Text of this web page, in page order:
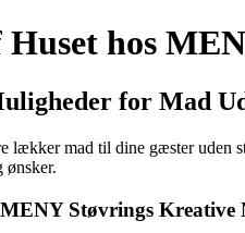
hos
for Mad
lækker mad til dine gæster uden
ønsker.
Støvrings Kreative